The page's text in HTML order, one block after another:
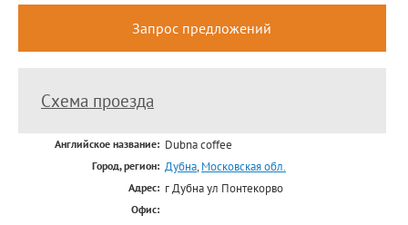
Запрос предложений
Схема проезда
Английское название: Dubna coffee
Город, регион: Дубна, Московская обл.
Адрес: г Дубна ул Понтекорво
Офис: